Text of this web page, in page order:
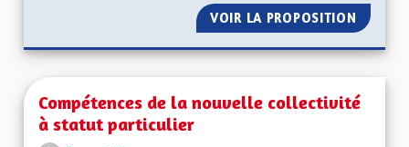
VOIR LA PROPOSITION
Compétences de la nouvelle collectivité
à statut particulier